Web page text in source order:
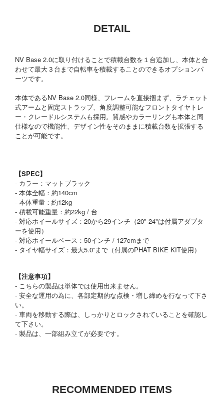
DETAIL
NV Base 2.0に取り付けることで積載台数を１台追加し、本体と合
わせて最大３台まで自転車を積載することのできるオプションパ
ーツです。
本体であるNV Base 2.0同様、フレームを直接掴まず、ラチェット
式アームと固定ストラップ、角度調整可能なフロントタイヤトレ
ー・クレードルシステムも採用。質感やカラーリングも本体と同
仕様なので機能性、デザイン性をそのままに積載台数を拡張する
ことが可能です。
【SPEC】
- カラー：マットブラック
- 本体全幅：約140cm
- 本体重量：約12kg
- 積載可能重量：約22kg / 台
- 対応ホイールサイズ：20から29インチ（20"-24"は付属アダプタ
ーを使用）
- 対応ホイールベース：50インチ / 127cmまで
- タイヤ幅サイズ：最大5.0”まで（付属のPHAT BIKE KIT使用）
【注意事項】
- こちらの製品は単体では使用出来ません。
- 安全な運用の為に、各部定期的な点検・増し締めを行なって下さ
い。
- 車両を移動する際は、しっかりとロックされていることを確認し
て下さい。
- 製品は、一部組み立てが必要です。
RECOMMENDED ITEMS